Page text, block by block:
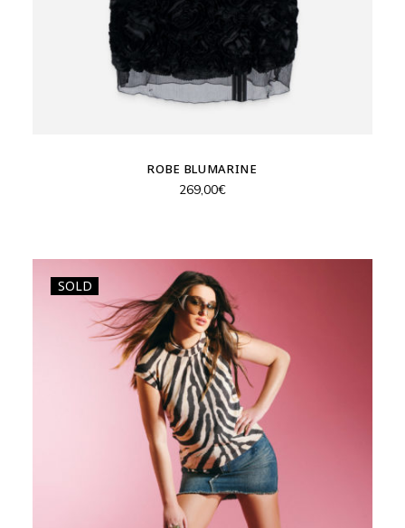
ROBE BLUMARINE
269,00€
SOLD